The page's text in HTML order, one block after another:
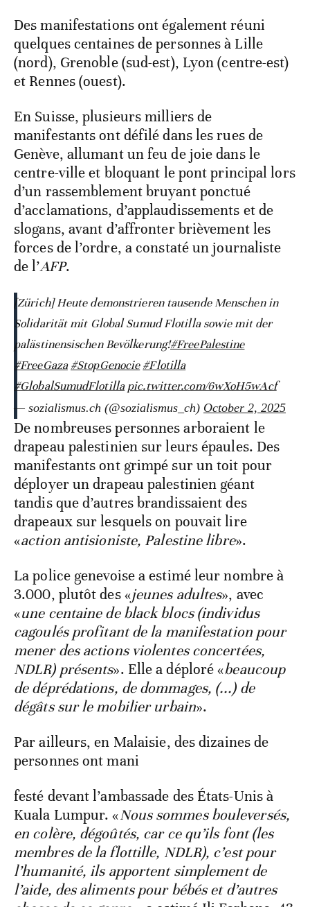
Des manifestations ont également réuni
quelques centaines de personnes à Lille
(nord), Grenoble (sud-est), Lyon (centre-est)
et Rennes (ouest).
En Suisse, plusieurs milliers de
manifestants ont défilé dans les rues de
Genève, allumant un feu de joie dans le
centre-ville et bloquant le pont principal lors
d’un rassemblement bruyant ponctué
d’acclamations, d’applaudissements et de
slogans, avant d’affronter brièvement les
forces de l’ordre, a constaté un journaliste
de l’AFP.
[Zürich] Heute demonstrieren tausende Menschen in
Solidarität mit Global Sumud Flotilla sowie mit der
palästinensischen Bevölkerung!#FreePalestine
#FreeGaza #StopGenocie #Flotilla
#GlobalSumudFlotilla pic.twitter.com/6wXoH5wAcf
— sozialismus.ch (@sozialismus_ch) October 2, 2025
De nombreuses personnes arboraient le
drapeau palestinien sur leurs épaules. Des
manifestants ont grimpé sur un toit pour
déployer un drapeau palestinien géant
tandis que d’autres brandissaient des
drapeaux sur lesquels on pouvait lire
«action antisioniste, Palestine libre».
La police genevoise a estimé leur nombre à
3.000, plutôt des «jeunes adultes», avec
«une centaine de black blocs (individus
cagoulés profitant de la manifestation pour
mener des actions violentes concertées,
NDLR) présents». Elle a déploré «beaucoup
de déprédations, de dommages, (...) de
dégâts sur le mobilier urbain».
Par ailleurs, en Malaisie, des dizaines de
personnes ont mani
festé devant l’ambassade des États-Unis à
Kuala Lumpur. «Nous sommes bouleversés,
en colère, dégoûtés, car ce qu’ils font (les
membres de la flottille, NDLR), c’est pour
l’humanité, ils apportent simplement de
l’aide, des aliments pour bébés et d’autres